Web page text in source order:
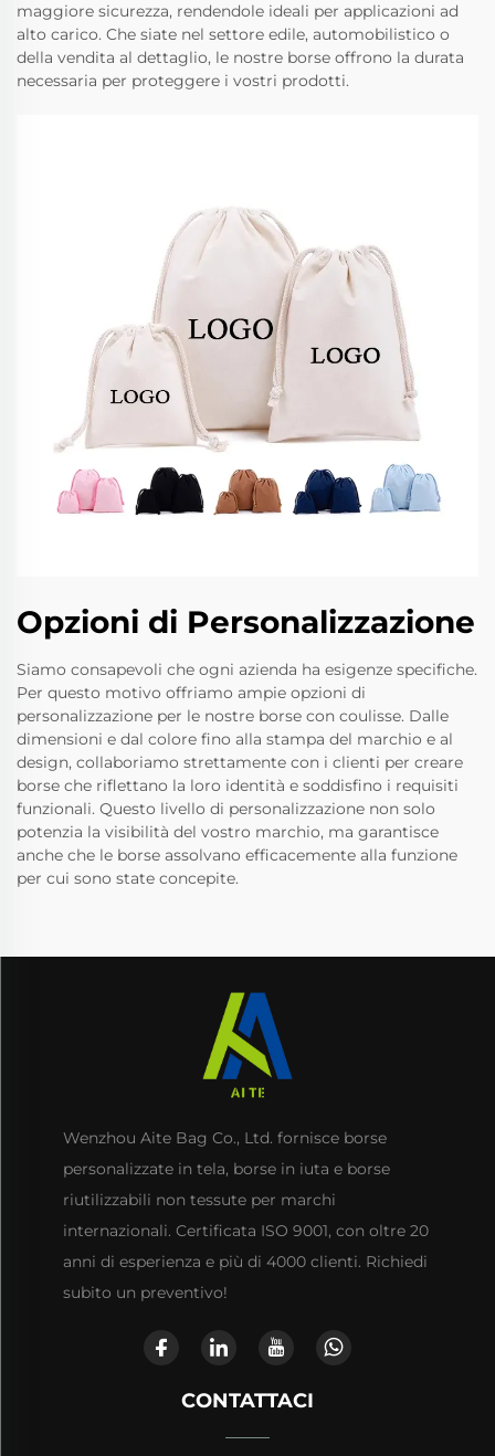
maggiore sicurezza, rendendole ideali per applicazioni ad
alto carico. Che siate nel settore edile, automobilistico o
della vendita al dettaglio, le nostre borse offrono la durata
necessaria per proteggere i vostri prodotti.
Opzioni di Personalizzazione
Siamo consapevoli che ogni azienda ha esigenze specifiche.
Per questo motivo offriamo ampie opzioni di
personalizzazione per le nostre borse con coulisse. Dalle
dimensioni e dal colore fino alla stampa del marchio e al
design, collaboriamo strettamente con i clienti per creare
borse che riflettano la loro identità e soddisfino i requisiti
funzionali. Questo livello di personalizzazione non solo
potenzia la visibilità del vostro marchio, ma garantisce
anche che le borse assolvano efficacemente alla funzione
per cui sono state concepite.
Wenzhou Aite Bag Co., Ltd. fornisce borse
personalizzate in tela, borse in iuta e borse
riutilizzabili non tessute per marchi
internazionali. Certificata ISO 9001, con oltre 20
anni di esperienza e più di 4000 clienti. Richiedi
subito un preventivo!
CONTATTACI